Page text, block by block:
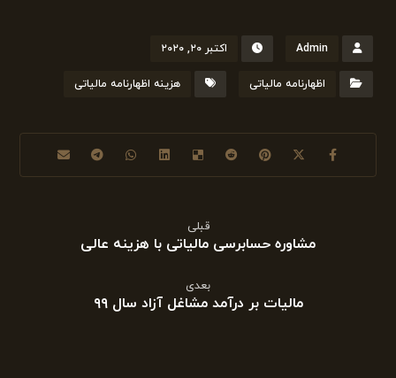
Admin اکتبر ۲۰, ۲۰۲۰
اظهارنامه مالیاتی هزینه اظهارنامه مالیاتی
قبلی
مشاوره حسابرسی مالیاتی با هزینه عالی
بعدی
مالیات بر درآمد مشاغل آزاد سال ۹۹